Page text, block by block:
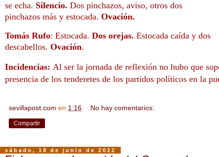
se echa. Silencio. Dos pinchazos, aviso, otros dos
pinchazos más y estocada. Ovación.
Tomás Rufo: Estocada. Dos orejas. Estocada caída y dos
descabellos. Ovación.
Incidencias: Al ser la jornada de reflexión no hubo que
presencia de los tenderetes de los partidos políticos en la
sevillapost.com en 1:16 No hay comentarios:
Compartir
sábado, 18 de junio de 2022